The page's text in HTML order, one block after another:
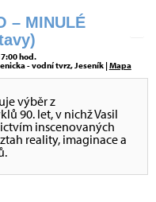
– MINULÉ
hod.
- vodní tvrz, Jeseník |Mapa
výběr z
90. let, v nichž Vasil
inscenovaných
reality, imaginace a